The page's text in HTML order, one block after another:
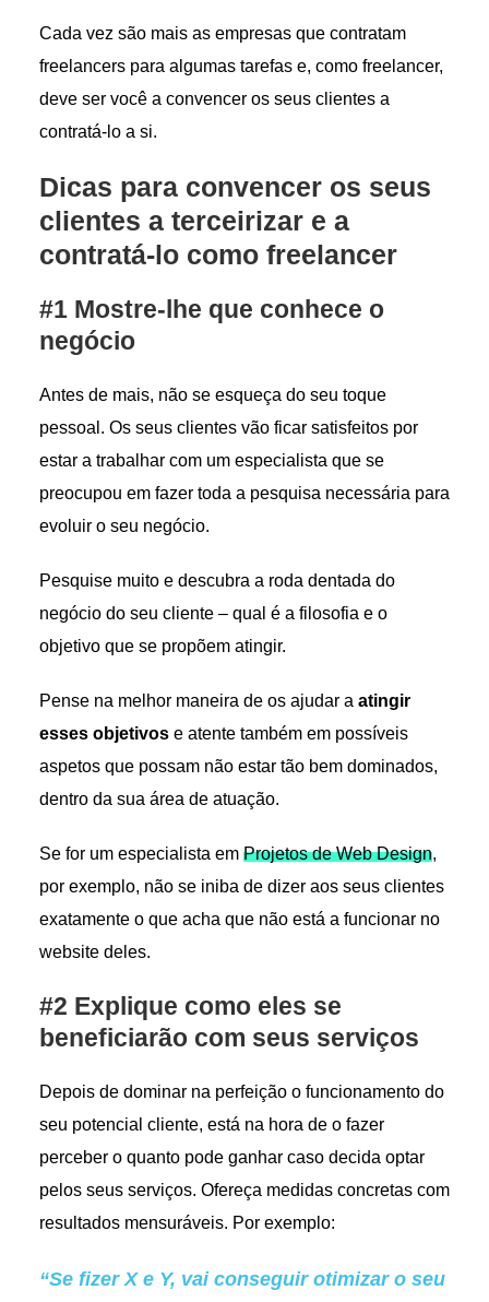
Cada vez são mais as empresas que contratam
freelancers para algumas tarefas e, como freelancer,
deve ser você a convencer os seus clientes a
contratá-lo a si.
Dicas para convencer os seus
clientes a terceirizar e a
contratá-lo como freelancer
#1 Mostre-lhe que conhece o
negócio
Antes de mais, não se esqueça do seu toque
pessoal. Os seus clientes vão ficar satisfeitos por
estar a trabalhar com um especialista que se
preocupou em fazer toda a pesquisa necessária para
evoluir o seu negócio.
Pesquise muito e descubra a roda dentada do
negócio do seu cliente – qual é a filosofia e o
objetivo que se propõem atingir.
Pense na melhor maneira de os ajudar a atingir
esses objetivose atente também em possíveis
aspetos que possam não estar tão bem dominados,
dentro da sua área de atuação.
Se for um especialista em Projetos de Web Design,
por exemplo, não se iniba de dizer aos seus clientes
exatamente o que acha que não está a funcionar no
website deles.
#2 Explique como eles se
beneficiarão com seus serviços
Depois de dominar na perfeição o funcionamento do
seu potencial cliente, está na hora de o fazer
perceber o quanto pode ganhar caso decida optar
pelos seus serviços. Ofereça medidas concretas com
resultados mensuráveis. Por exemplo:
“Se fizer X e Y, vai conseguir otimizar o seu